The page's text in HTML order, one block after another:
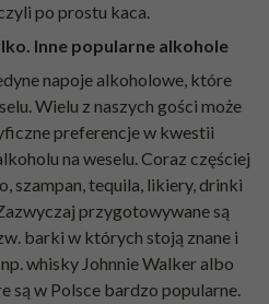
po prostu kaca.
Inne popularne alkohole
napoje alkoholowe, które
Wielu z naszych gości może
preferencje w kwestii
na weselu. Coraz częściej
szampan, tequila, likiery, drinki
przygotowywane są
barki w których stoją znane i
whisky Johnnie Walkeralbo
są w Polsce bardzo popularne.